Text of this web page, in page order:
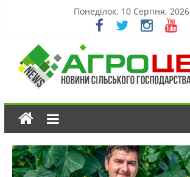
Понеділок, 10 Серпня, 2026